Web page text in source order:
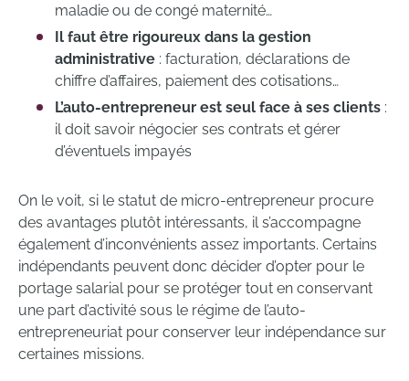
maladie ou de congé maternité…
Il faut être rigoureux dans la gestion
administrative : facturation, déclarations de
chiffre d’affaires, paiement des cotisations…
L’auto-entrepreneur est seul face à ses clients :
il doit savoir négocier ses contrats et gérer
d’éventuels impayés
On le voit, si le statut de micro-entrepreneur procure
des avantages plutôt intéressants, il s’accompagne
également d’inconvénients assez importants. Certains
indépendants peuvent donc décider d’opter pour le
portage salarial pour se protéger tout en conservant
une part d’activité sous le régime de l’auto-
entrepreneuriat pour conserver leur indépendance sur
certaines missions.